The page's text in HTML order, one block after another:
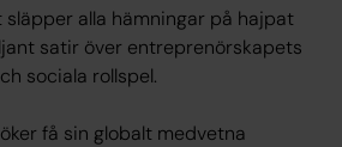
släpper alla hämningar på hajpat
satir över entreprenörskapets
sociala rollspel.
få sin globalt medvetna